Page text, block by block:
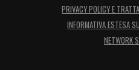
PRIVACY POLICY E
INFORMATIVA ESTESA
NETWORK